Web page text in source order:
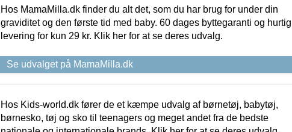
Hos MamaMilla.dk finder du alt det, som du har brug for under din
graviditet og den første tid med baby. 60 dages byttegaranti og hurtig
levering for kun 29 kr. Klik her for at se deres udvalg.
Se udvalget på MamaMilla.dk
Hos Kids-world.dk fører de et kæmpe udvalg af børnetøj, babytøj,
børnesko, tøj og sko til teenagers og meget andet fra de bedste